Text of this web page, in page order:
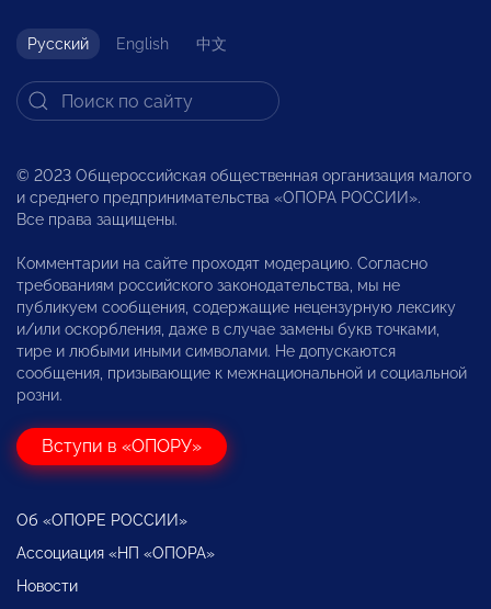
Русский English 中文
© 2023 Общероссийская общественная организация малого
и среднего предпринимательства «ОПОРА РОССИИ».
Все права защищены.
Комментарии на сайте проходят модерацию. Согласно
требованиям российского законодательства, мы не
публикуем сообщения, содержащие нецензурную лексику
и/или оскорбления, даже в случае замены букв точками,
тире и любыми иными символами. Не допускаются
сообщения, призывающие к межнациональной и социальной
розни.
Вступи в «ОПОРУ»
Об «ОПОРЕ РОССИИ»
Ассоциация «НП «ОПОРА»
Новости